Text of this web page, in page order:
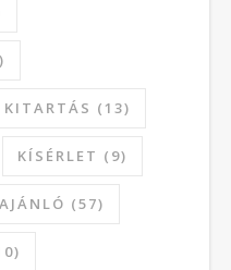
KITARTÁS (13)
KÍSÉRLET (9)
(57)